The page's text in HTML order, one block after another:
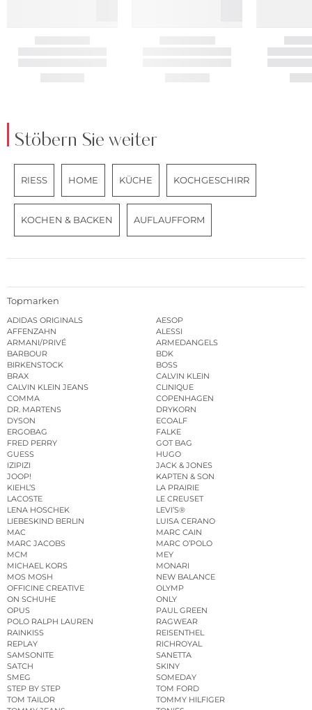
Stöbern Sie weiter
RIESS HOME KÜCHE KOCHGESCHIRR
KOCHEN & BACKEN AUFLAUFFORM
Topmarken
ADIDAS ORIGINALS
AESOP
AFFENZAHN
ALESSI
ARMANI/PRIVÉ
ARMEDANGELS
BARBOUR
BDK
BIRKENSTOCK
BOSS
BRAX
CALVIN KLEIN
CALVIN KLEIN JEANS
CLINIQUE
COMMA
COPENHAGEN
DR. MARTENS
DRYKORN
DYSON
ECOALF
ERGOBAG
FALKE
FRED PERRY
GOT BAG
GUESS
HUGO
IZIPIZI
JACK & JONES
JOOP!
KAPTEN & SON
KIEHL’S
LA PRAIRIE
LACOSTE
LE CREUSET
LENA HOSCHEK
LEVI’S®
LIEBESKIND BERLIN
LUISA CERANO
MAC
MARC CAIN
MARC JACOBS
MARC O’POLO
MCM
MEY
MICHAEL KORS
MONARI
MOS MOSH
NEW BALANCE
OFFICINE CREATIVE
OLYMP
ON SCHUHE
ONLY
OPUS
PAUL GREEN
POLO RALPH LAUREN
RAGWEAR
RAINKISS
REISENTHEL
REPLAY
RICHROYAL
SAMSONITE
SANETTA
SATCH
SKINY
SMEG
SOMEDAY
STEP BY STEP
TOM FORD
TOM TAILOR
TOMMY HILFIGER